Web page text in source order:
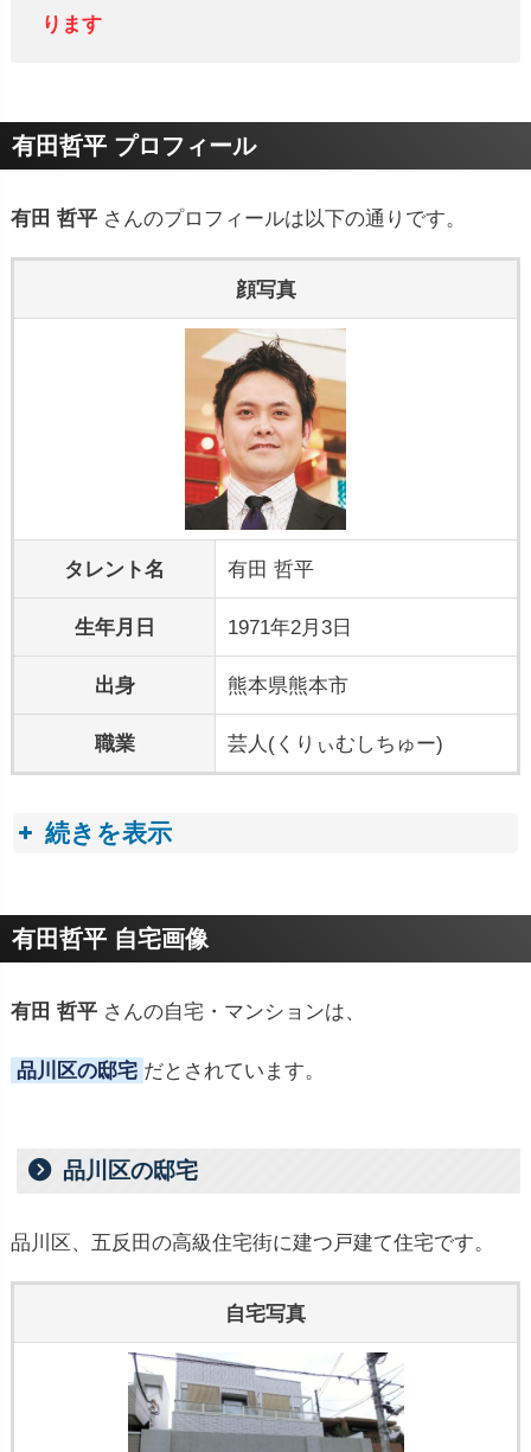
ります
有田哲平 プロフィール
有田 哲平 さんのプロフィールは以下の通りです。
顔写真
タレント名 有田 哲平
生年月日 1971年2月3日
出身 熊本県熊本市
職業 芸人(くりぃむしちゅー)
続きを表示
プロフィールトピック
有田哲平 自宅画像
有田 哲平 さんの自宅・マンションは、
品川区の邸宅 だとされています。
品川区の邸宅
品川区、五反田の高級住宅街に建つ戸建て住宅です。
自宅写真